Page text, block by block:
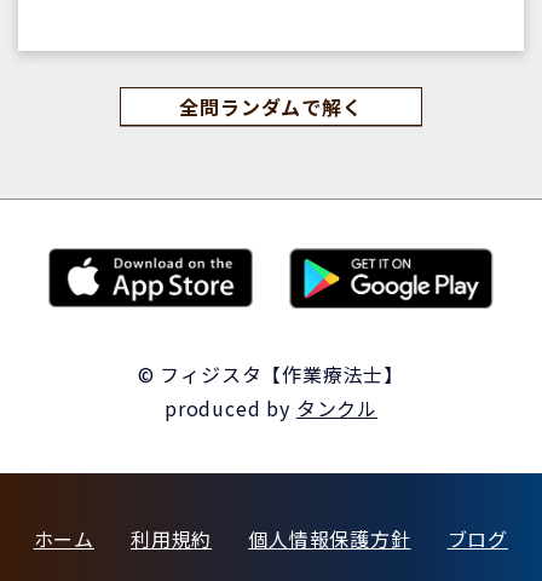
全問ランダムで解く
© フィジスタ【作業療法士】
produced by タンクル
ホーム 利用規約 個人情報保護方針 ブログ